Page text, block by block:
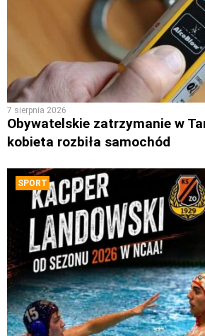
7 sierpnia 2026
Obywatelskie zatrzymanie w
kobieta rozbiła samochód
SPORT